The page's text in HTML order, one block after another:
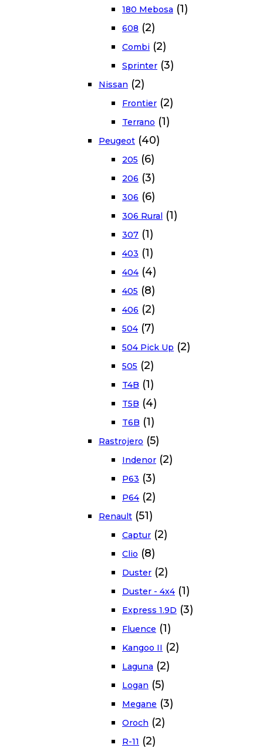
180 Mebosa (1)
608 (2)
Combi (2)
Sprinter (3)
Nissan (2)
Frontier (2)
Terrano (1)
Peugeot (40)
205 (6)
206 (3)
306 (6)
306 Rural (1)
307 (1)
403 (1)
404 (4)
405 (8)
406 (2)
504 (7)
504 Pick Up (2)
505 (2)
T4B (1)
T5B (4)
T6B (1)
Rastrojero (5)
Indenor (2)
P63 (3)
P64 (2)
Renault (51)
Captur (2)
Clio (8)
Duster (2)
Duster - 4x4 (1)
Express 1.9D (3)
Fluence (1)
Kangoo II (2)
Laguna (2)
Logan (5)
Megane (3)
Oroch (2)
R-11 (2)